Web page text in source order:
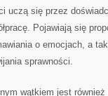
uczą się przez
Pojawiają się
o emocjach, a
sprawności.
wątkiem jest